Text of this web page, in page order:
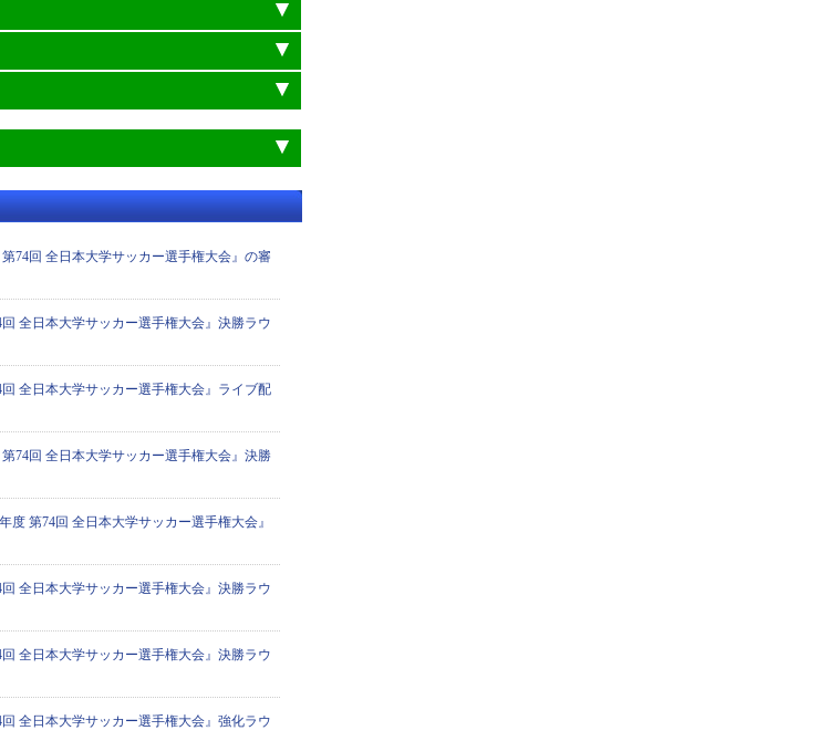
第74回 全日本大学サッカー選手権大会』の審
回 全日本大学サッカー選手権大会』決勝ラウ
回 全日本大学サッカー選手権大会』ライブ配
第74回 全日本大学サッカー選手権大会』決勝
度 第74回 全日本大学サッカー選手権大会』
回 全日本大学サッカー選手権大会』決勝ラウ
回 全日本大学サッカー選手権大会』決勝ラウ
回 全日本大学サッカー選手権大会』強化ラウ